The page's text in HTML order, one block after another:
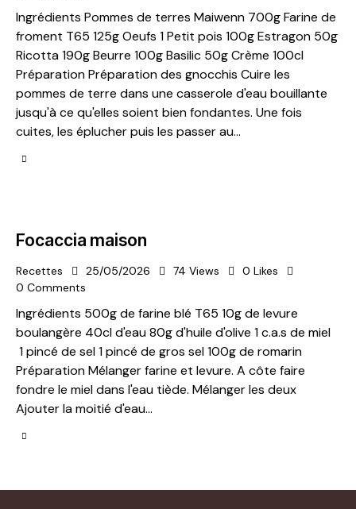
Ingrédients Pommes de terres Maiwenn 700g Farine de
froment T65 125g Oeufs 1 Petit pois 100g Estragon 50g
Ricotta 190g Beurre 100g Basilic 50g Crème 100cl
Préparation Préparation des gnocchis Cuire les
pommes de terre dans une casserole d'eau bouillante
jusqu'à ce qu'elles soient bien fondantes. Une fois
cuites, les éplucher puis les passer au…
Focaccia maison
Recettes 25/05/2026 74 Views 0 Likes
0 Comments
Ingrédients 500g de farine blé T65 10g de levure
boulangère 40cl d'eau 80g d'huile d'olive 1 c.a.s de miel
1 pincé de sel 1 pincé de gros sel 100g de romarin
Préparation Mélanger farine et levure. A côte faire
fondre le miel dans l'eau tiède. Mélanger les deux
Ajouter la moitié d'eau…